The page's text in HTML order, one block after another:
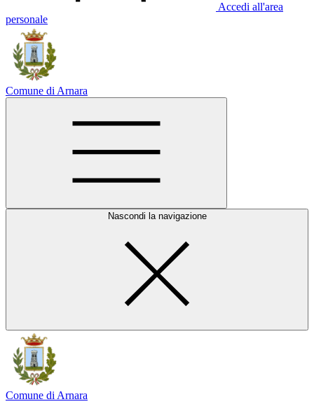
Accedi all'area
personale
Comune di Arnara
Nascondi la navigazione
Comune di Arnara